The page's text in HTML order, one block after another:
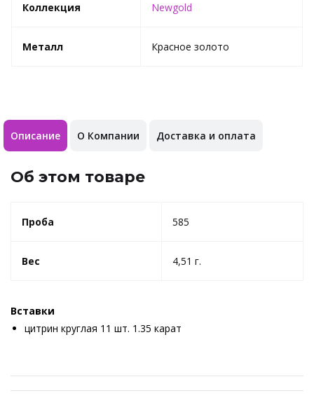
Коллекция Newgold
Металл Красное золото
Описание О Компании Доставка и оплата
Об этом товаре
Проба 585
Вес 4,51 г.
Вставки
цитрин круглая 11 шт. 1.35 карат